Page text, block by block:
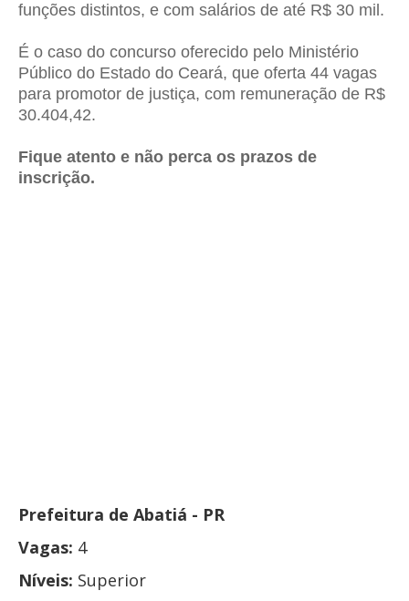
funções distintos, e com salários de até R$ 30 mil.
É o caso do concurso oferecido pelo Ministério
Público do Estado do Ceará, que oferta 44 vagas
para promotor de justiça, com remuneração de R$
30.404,42.
Fique atento e não perca os prazos de
inscrição.
Prefeitura de Abatiá - PR
Vagas: 4
Níveis: Superior